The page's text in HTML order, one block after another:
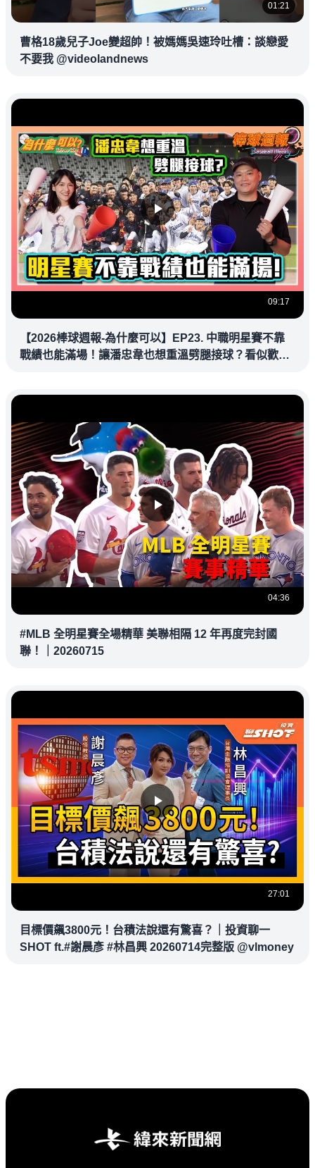
01:21
曹格18歲兒子Joe變超帥！被媽媽吳速玲吐槽：談戀愛
不要我 @videolandnews
09:17
【2026棒球週報-為什麼可以】EP23. 中職明星賽不靠
戰績也能滿場！讓潘忠韋也想重溫劈腿接球？看似歡樂
04:36
#MLB 全明星賽全場精華 美聯相隔 12 年再度完封國
聯！｜20260715
27:01
目標價飆3800元！台積法說還有驚喜？｜投資聊一
SHOT ft.#謝晨彥 #林昌興 20260714完整版 @vlmoney